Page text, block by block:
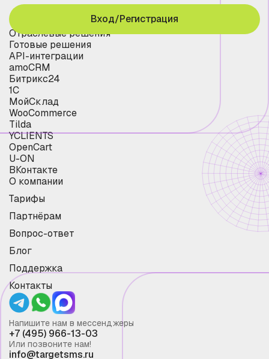
Отраслевые решения
Готовые решения
API-интеграции
amoCRM
Битрикс24
1С
МойСклад
WooCommerce
Tilda
YCLIENTS
OpenCart
U-ON
ВКонтакте
О компании
Тарифы
Партнёрам
Вопрос-ответ
Блог
Поддержка
Контакты
Вход/Регистрация
Напишите нам в мессенджеры
+7 (495) 966-13-03
Или позвоните нам!
info@targetsms.ru